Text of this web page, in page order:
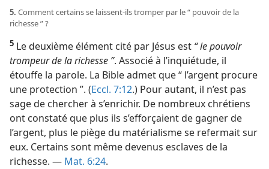
5. Comment certains se laissent-​ils tromper par le “ pouvoir de la
richesse ” ?
5 Le deuxième élément cité par Jésus est “ le pouvoir
trompeur de la richesse ”. Associé à l’inquiétude, il
étouffe la parole. La Bible admet que “ l’argent procure
une protection ”. (Eccl. 7:12.) Pour autant, il n’est pas
sage de chercher à s’enrichir. De nombreux chrétiens
ont constaté que plus ils s’efforçaient de gagner de
l’argent, plus le piège du matérialisme se refermait sur
eux. Certains sont même devenus esclaves de la
richesse. — Mat. 6:24.